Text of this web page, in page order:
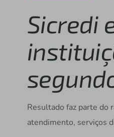
Sicredi
Resultado faz parte do
atendimento, serviços